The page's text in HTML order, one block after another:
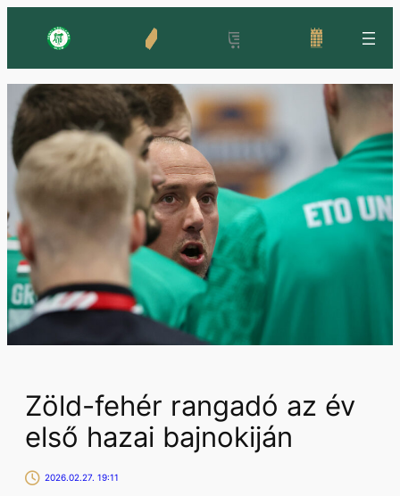
tartalomhoz
Zöld-fehér rangadó az év
első hazai bajnokiján
2026.02.27. 19:11